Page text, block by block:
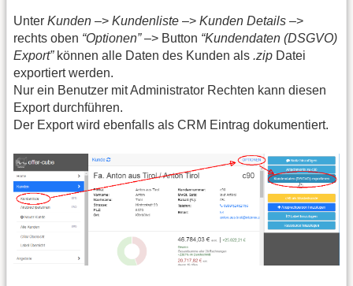
Unter Kunden –> Kundenliste –> Kunden Details –>
rechts oben “Optionen”–> Button “Kundendaten (DSGVO)
Export”können alle Daten des Kunden als .zip Datei
exportiert werden.
Nur ein Benutzer mit Administrator Rechten kann diesen
Export durchführen.
Der Export wird ebenfalls als CRM Eintrag dokumentiert.